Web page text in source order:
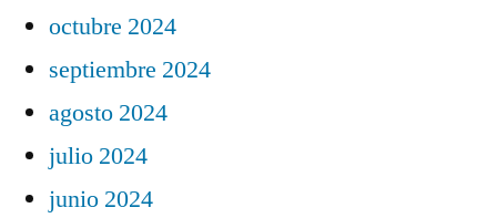
octubre 2024
septiembre 2024
agosto 2024
julio 2024
junio 2024